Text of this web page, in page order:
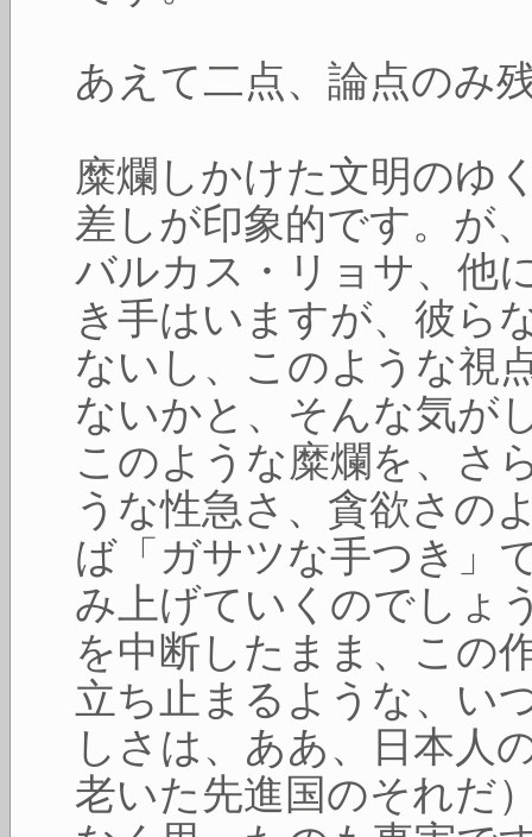
あえて二点、論点のみ
糜爛しかけた文明のゆ
差しが印象的です。が
バルカス・リョサ、他
き手はいますが、彼ら
ないし、このような視
ないかと、そんな気が
このような糜爛を、さ
うな性急さ、貪欲さの
ば「ガサツな手つき」
み上げていくのでしょ
を中断したまま、この
立ち止まるような、い
しさは、ああ、日本人
老いた先進国のそれだ